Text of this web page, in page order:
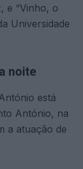
e “Vinho, o
Universidade
noite
está
António, na
a atuação de